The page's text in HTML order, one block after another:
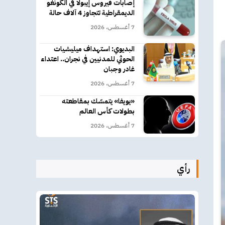
إصابات فيروس إيبولا في الكونغو
الديمقراطية تتجاوز 4 آلاف حالة
7 أغسطس، 2026
البديوي: استهداف ميليشيات
الحوثي للمدنيين في نجران.. اعتداء
غادر وجبان
7 أغسطس، 2026
«يويفا» يتمسّك بمقاطعته
بطولات كأس العالم
7 أغسطس، 2026
رأي